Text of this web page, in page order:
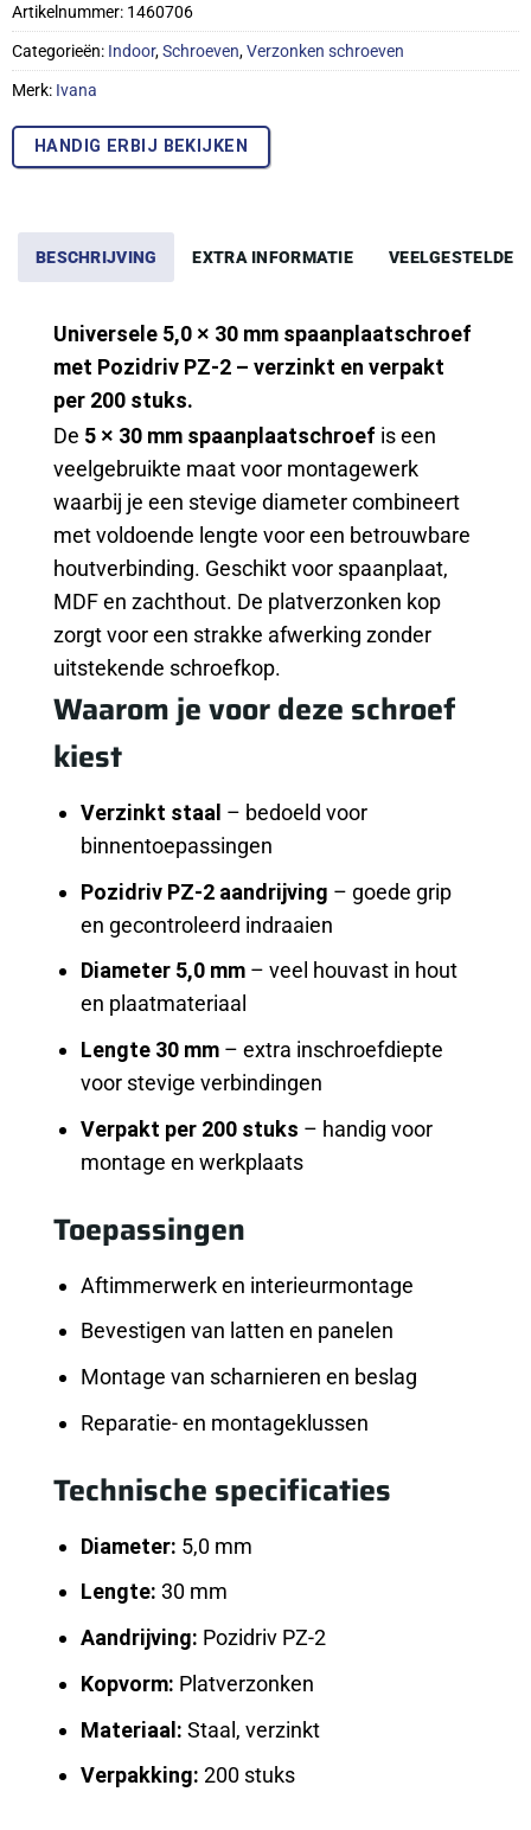
Artikelnummer: 1460706
Categorieën: Indoor,Schroeven,Verzonken schroeven
Merk: Ivana
HANDIG ERBIJ BEKIJKEN
BESCHRIJVING EXTRA INFORMATIE VEELGESTELDE
Universele 5,0 × 30 mm spaanplaatschroef
met Pozidriv PZ-2 – verzinkt en verpakt
per 200 stuks.
De 5 × 30 mm spaanplaatschroef is een
veelgebruikte maat voor montagewerk
waarbij je een stevige diameter combineert
met voldoende lengte voor een betrouwbare
houtverbinding. Geschikt voor spaanplaat,
MDF en zachthout. De platverzonken kop
zorgt voor een strakke afwerking zonder
uitstekende schroefkop.
Waarom je voor deze schroef
kiest
Verzinkt staal – bedoeld voor
binnentoepassingen
Pozidriv PZ-2 aandrijving – goede grip
en gecontroleerd indraaien
Diameter 5,0 mm – veel houvast in hout
en plaatmateriaal
Lengte 30 mm – extra inschroefdiepte
voor stevige verbindingen
Verpakt per 200 stuks – handig voor
montage en werkplaats
Toepassingen
Aftimmerwerk en interieurmontage
Bevestigen van latten en panelen
Montage van scharnieren en beslag
Reparatie- en montageklussen
Technische specificaties
Diameter: 5,0 mm
Lengte: 30 mm
Aandrijving: Pozidriv PZ-2
Kopvorm: Platverzonken
Materiaal: Staal, verzinkt
Verpakking: 200 stuks